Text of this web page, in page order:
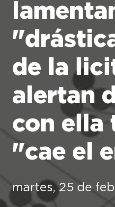
de la
alertan
con ella
"cae el
martes, 25 de